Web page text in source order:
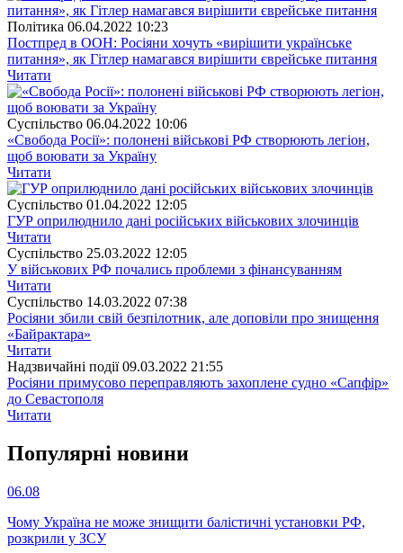
Полiтика 06.04.2022 10:23
Постпред в ООН: Росіяни хочуть «вирішити українське
питання», як Гітлер намагався вирішити єврейське питання
Читати
Суспiльство 06.04.2022 10:06
«Свобода Росії»: полонені військові РФ створюють легіон,
щоб воювати за Україну
Читати
Суспiльство 01.04.2022 12:05
ГУР оприлюднило дані російських військових злочинців
Читати
Суспiльство 25.03.2022 12:05
У військових РФ почались проблеми з фінансуванням
Читати
Суспiльство 14.03.2022 07:38
Росіяни збили свій безпілотник, але доповіли про знищення
«Байрактара»
Читати
Надзвичайні події 09.03.2022 21:55
Росіяни примусово переправляють захоплене судно «Сапфір»
до Севастополя
Читати
Популярнi новини
06.08
Чому Україна не може знищити балістичні установки РФ,
розкрили у ЗСУ